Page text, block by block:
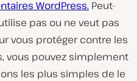
WordPress. Peut-
pas ou ne veut pas
vous protéger contre les
vous pouvez simplement
les plus simples de le